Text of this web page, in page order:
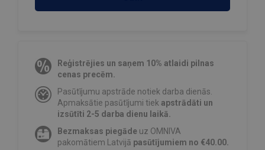
Reģistrējies un saņem 10% atlaidi pilnas
cenas precēm.
Pasūtījumu apstrāde notiek darba dienās.
Apmaksātie pasūtījumi tiek apstrādāti un
izsūtīti 2-5 darba dienu laikā.
Bezmaksas piegāde uz OMNIVA
pakomātiem Latvijā pasūtījumiem no €40.00.